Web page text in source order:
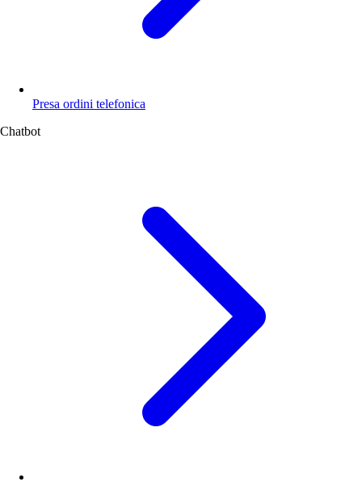
Presa ordini telefonica
Chatbot